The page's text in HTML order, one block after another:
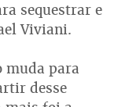
sequestrar e
Viviani.
muda para
desse